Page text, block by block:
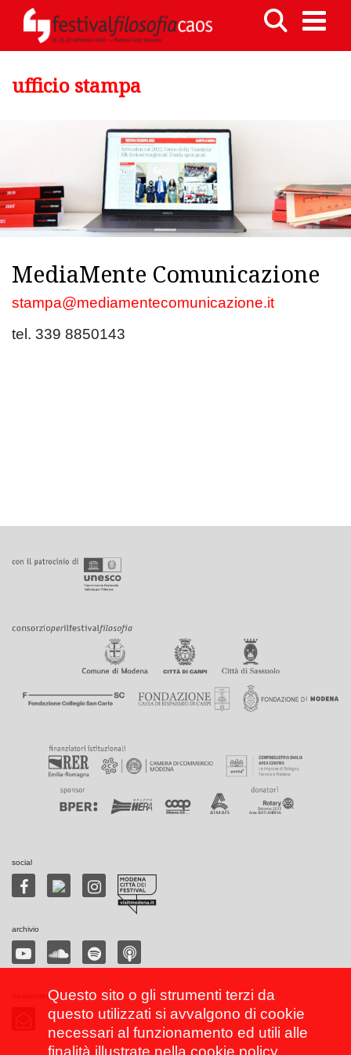
ufficio stampa
MediaMente Comunicazione
stampa@mediamentecomunicazione.it
tel. 339 8850143
social
archivio
Questo sito o gli strumenti terzi da
questo utilizzati si avvalgono di cookie
necessari al funzionamento ed utili alle
finalità illustrate nella cookie policy.